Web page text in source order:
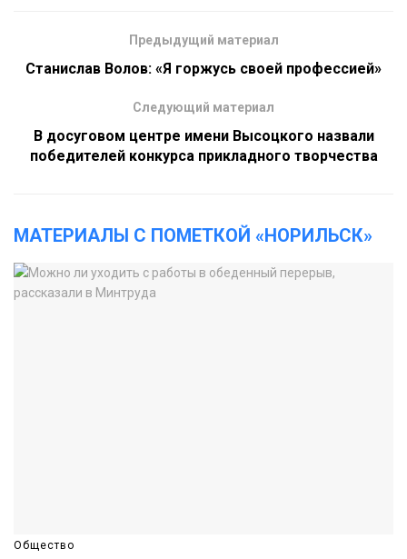
Предыдущий материал
Станислав Волов: «Я горжусь своей профессией»
Следующий материал
В досуговом центре имени Высоцкого назвали
победителей конкурса прикладного творчества
МАТЕРИАЛЫ С ПОМЕТКОЙ «НОРИЛЬСК»
Общество